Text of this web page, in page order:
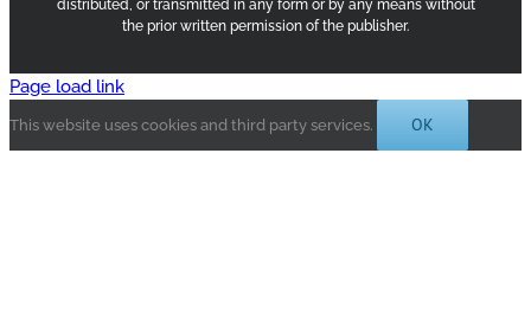
distributed, or transmitted in any form or by any means without
the prior written permission of the publisher.
Page load link
This website uses cookies and third party services. OK